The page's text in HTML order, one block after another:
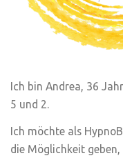
Ich bin Andrea, 36
5 und 2.
Ich möchte als
die Möglichkeit